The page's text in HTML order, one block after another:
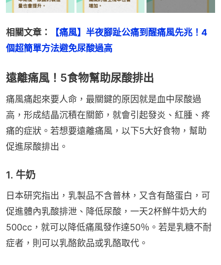
相關文章：
【痛風】半夜腳趾公痛到醒痛風先兆！4
個超簡單方法避免尿酸過高
遠離痛風！5食物幫助尿酸排出
痛風痛起來要人命，最關鍵的原因就是血中尿酸過
高，形成結晶沉積在關節，就會引起發炎、紅腫、疼
痛的症狀。若想要遠離痛風，以下5大好食物，幫助
促進尿酸排出。
1. 牛奶
日本研究指出，乳製品不含普林，又含有酪蛋白，可
促進體內乳酸排泄、降低尿酸，一天2杯鮮牛奶大約
500cc，就可以降低痛風發作達50％。若是乳糖不耐
症者，則可以乳酪飲品或乳酪取代。